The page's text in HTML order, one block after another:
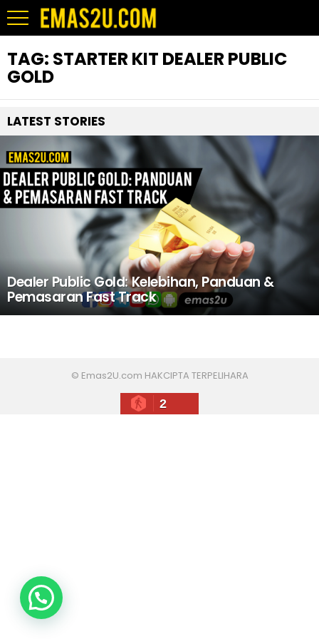
TAG: STARTER KIT DEALER PUBLIC
GOLD
LATEST STORIES
Dealer Public Gold: Kelebihan, Panduan &
Pemasaran Fast Track
© Emas2U.com HAKCIPTA TERPELIHARA
2